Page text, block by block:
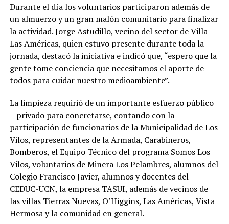
Durante el día los voluntarios participaron además de
un almuerzo y un gran malón comunitario para finalizar
la actividad. Jorge Astudillo, vecino del sector de Villa
Las Américas, quien estuvo presente durante toda la
jornada, destacó la iniciativa e indicó que, “espero que la
gente tome conciencia que necesitamos el aporte de
todos para cuidar nuestro medioambiente”.
La limpieza requirió de un importante esfuerzo público
– privado para concretarse, contando con la
participación de funcionarios de la Municipalidad de Los
Vilos, representantes de la Armada, Carabineros,
Bomberos, el Equipo Técnico del programa Somos Los
Vilos, voluntarios de Minera Los Pelambres, alumnos del
Colegio Francisco Javier, alumnos y docentes del
CEDUC-UCN, la empresa TASUI, además de vecinos de
las villas Tierras Nuevas, O’Higgins, Las Américas, Vista
Hermosa y la comunidad en general.